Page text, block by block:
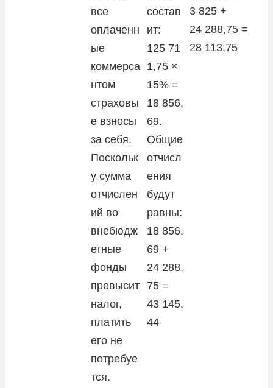
все
оплаченн
ые
коммерса
нтом
страховы
е взносы
за себя.
Поскольк
у сумма
отчислен
ий во
внебюдж
етные
фонды
превысит
налог,
платить
его не
потребуе
тся.
состав
ит:
125 71
1,75 ×
15% =
18 856,
69.
Общие
отчисл
ения
будут
равны:
18 856,
69 +
24 288,
75 =
43 145,
44
3 825 +
24 288,75 =
28 113,75